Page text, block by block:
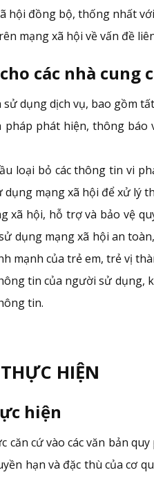
hội đồng bộ, thống nhất
mạng xã hội về vấn đề
các nhà cung
dụng dịch vụ, bao gồm
pháp phát hiện, thông
loại bỏ các thông tin vi
mạng xã hội để xử lý
xã hội, hỗ trợ và bảo vệ
dụng mạng xã hội an
mạnh của trẻ em, trẻ vị
tin của người sử dụng,
tin.
HIỆN
hiện
căn cứ vào các văn bản
hạn và đặc thù của cơ